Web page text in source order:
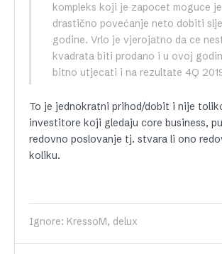
kompleks koji je zapocet moguce je
drastično povećanje neto dobiti
godine. Vrlo je vjerojatno da ce
kvadrata biti prodano i u ovoj
bitno utjecati i na rezultate 4Q
To je jednokratni prihod/dobit i nije
investitore koji gledaju core business,
redovno poslovanje tj. stvara li ono
koliku.
Ignore: KressoM, delux